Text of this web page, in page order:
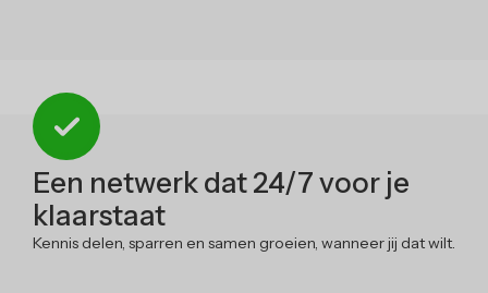
Een netwerk dat 24/7 voor je
klaarstaat
Kennis delen, sparren en samen groeien, wanneer jij dat wilt.